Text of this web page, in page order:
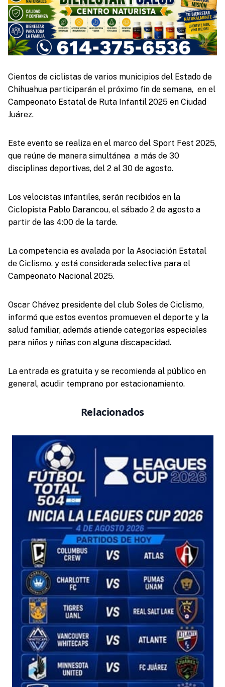
Cientos de ciclistas de varios municipios del Estado de
Chihuahua participarán el próximo fin de semana, en el
Campeonato Estatal de Ruta Infantil 2025 en Ciudad
Juárez.
Este evento se realiza en el marco del Sport Fest 2025,
que reúne de manera simultánea a más de 30
disciplinas deportivas, del 2 al 30 de agosto.
Los velocistas infantiles, serán recibidos en la
Ciclopista Pablo Darancou, el sábado 2 de agosto a
partir de las 4:00 de la tarde.
La competencia es avalada por la Asociación Estatal
de Ciclismo, y está considerada selectiva para el
Campeonato Nacional 2025.
Oscar Chávez presidente del club Soles de Ciclismo,
informó que estos eventos promueven el deporte y la
salud familiar, además atiende categorías especiales
para niños y niñas con alguna discapacidad.
La entrada es gratuita y se recomienda al público en
general, acudir temprano por estacionamiento.
Relacionados